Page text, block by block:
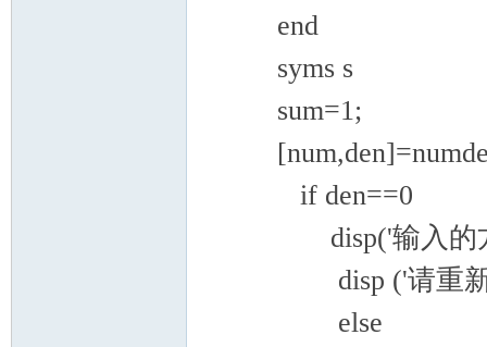
end
syms s
sum=1;
if den==0
disp('输入的方
disp ('请重新
else